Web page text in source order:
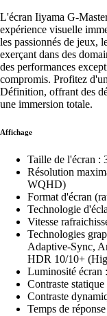
L'écran Iiyama G-
expérience visuelle
les passionnés de jeux,
exerçant dans des
des performances
compromis. Profitez
Définition, offrant des
une immersion totale.
Affichage
Taille de l'écran :
Résolution
WQHD)
Format d'écran
Technologie
Vitesse
Technologies
Adaptive-Sync,
HDR 10/10+
Luminosité écran
Contraste statique
Contraste
Temps de